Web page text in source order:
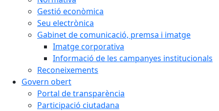
Gestió econòmica
Seu electrònica
Gabinet de comunicació, premsa i imatge
Imatge corporativa
Informació de les campanyes institucionals
Reconeixements
Govern obert
Portal de transparència
Participació ciutadana